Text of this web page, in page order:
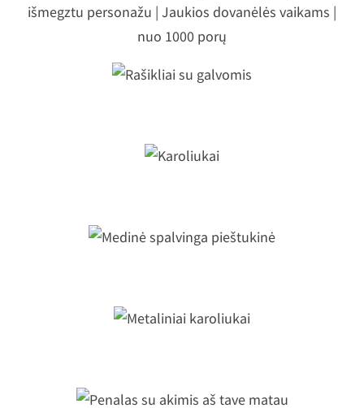
ir išmegztu personažu | Jaukios
dovanėlės vaikams | nuo 1000 porų